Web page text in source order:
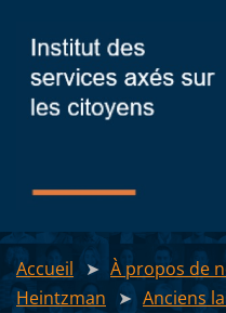
Accueil À propos de
Heintzman
Anciens